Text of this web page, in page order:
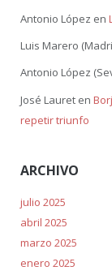
Antonio López en
Luis Marero
Antonio López
José Laureten
repetir triunfo
ARCHIVO
julio 2025
abril 2025
marzo 2025
enero 2025